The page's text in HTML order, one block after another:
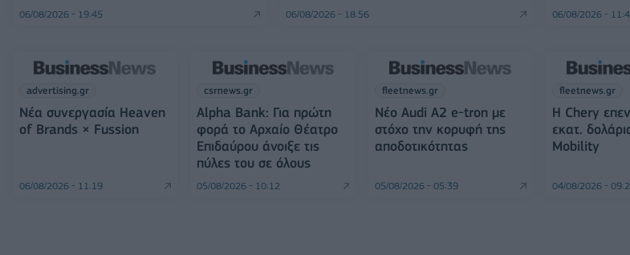
06/08/2026 - 19:45 06/08/2026 - 18:56 06/08/2026 -
advertising.gr
Νέα συνεργασία Heaven
of Brands × Fussion
06/08/2026 - 11:19
csrnews.gr
Alpha Bank: Για πρώτη
φορά το Αρχαίο Θέατρο
Επιδαύρου άνοιξε τις
πύλες του σε όλους
05/08/2026 - 10:12
fleetnews.gr
Νέο Audi A2 e-tron με
στόχο την κορυφή της
αποδοτικότητας
05/08/2026 - 05:39
fleetnews.gr
Η Chery
εκατ.
Mobility
04/08/2026 -